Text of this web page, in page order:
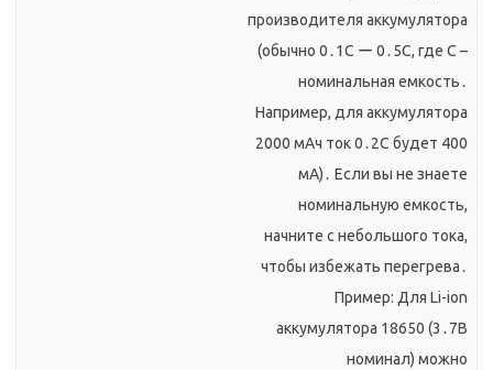
производителя аккумулятора
(обычно 0․1C ー 0․5C, где C –
номинальная емкость․
Например, для аккумулятора
2000 мАч ток 0․2C будет 400
мА)․ Если вы не знаете
номинальную емкость,
начните с небольшого тока,
чтобы избежать перегрева․
Пример: Для Li-ion
аккумулятора 18650 (3․7В
номинал) можно